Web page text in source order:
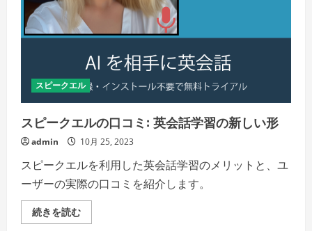
学
習
は
こ
か
ら”の
詳
細
ご
覧
く
だ
さ
スピークエル
​スピークエルの口コミ: 英会話学習の新しい形
admin 10月 25, 2023
スピークエルを利用した英会話学習のメリットと、ユ
ーザーの実際の口コミを紹介します。
続きを読む
ス